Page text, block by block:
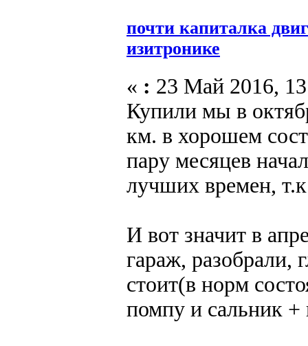
почти капиталка
изитронике
« : 23 Май 2016,
Купили мы в
км. в хорошем
пару месяцев
лучших времен,
И вот значит в
гараж, разобрали,
стоит(в норм
помпу и сальник